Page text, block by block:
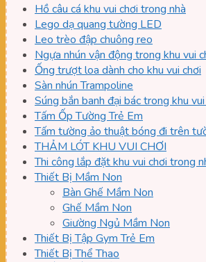
Hồ câu cá khu vui chơi trong nhà
Lego dạ quang tường LED
Leo trèo đập chuông reo
Ngựa nhún vận động trong khu vui
Ống trượt loa dành cho khu vui chơi
Sàn nhún Trampoline
Súng bắn banh đại bác trong khu
Tấm Ốp Tường Trẻ Em
Tấm tường ảo thuật bóng đi trên
THẢM LÓT KHU VUI CHƠI
Thi công lắp đặt khu vui chơi trong
Thiết Bị Mầm Non
Bàn Ghế Mầm Non
Ghế Mầm Non
Giường Ngủ Mầm Non
Thiết Bị Tập Gym Trẻ Em
Thiết Bị Thể Thao